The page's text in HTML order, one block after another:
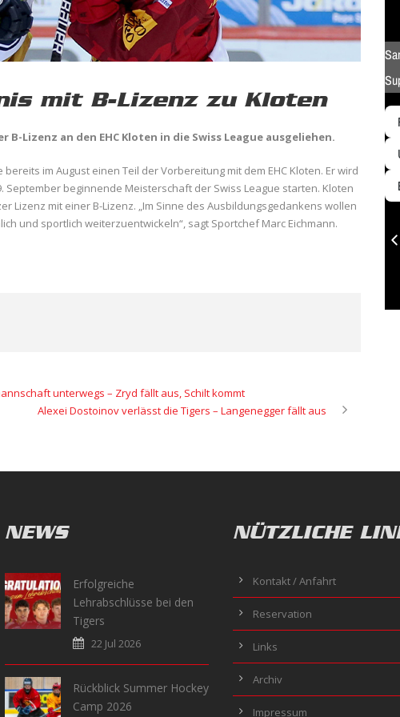
mit B-Lizenz zu Kloten
Lizenz an den EHC Kloten in die Swiss League ausgeliehen.
im August einen Teil der Vorbereitung mit dem EHC Kloten. Er wird
September beginnende Meisterschaft der Swiss League starten. Kloten
Lizenz mit einer B-Lizenz. „Im Sinne des Ausbildungsgedankens wollen
und sportlich weiterzuentwickeln“, sagt Sportchef Marc Eichmann.
unterwegs – Zryd fällt aus, Schilt kommt
Alexei Dostoinov verlässt die Tigers – Langenegger fällt aus
NEWS
Erfolgreiche
Lehrabschlüsse bei den
Tigers
22 Jul 2026
Rückblick Summer Hockey
Camp 2026
NÜTZLICHE
Kontakt / Anfahrt
Reservation
Links
Archiv
Impressum